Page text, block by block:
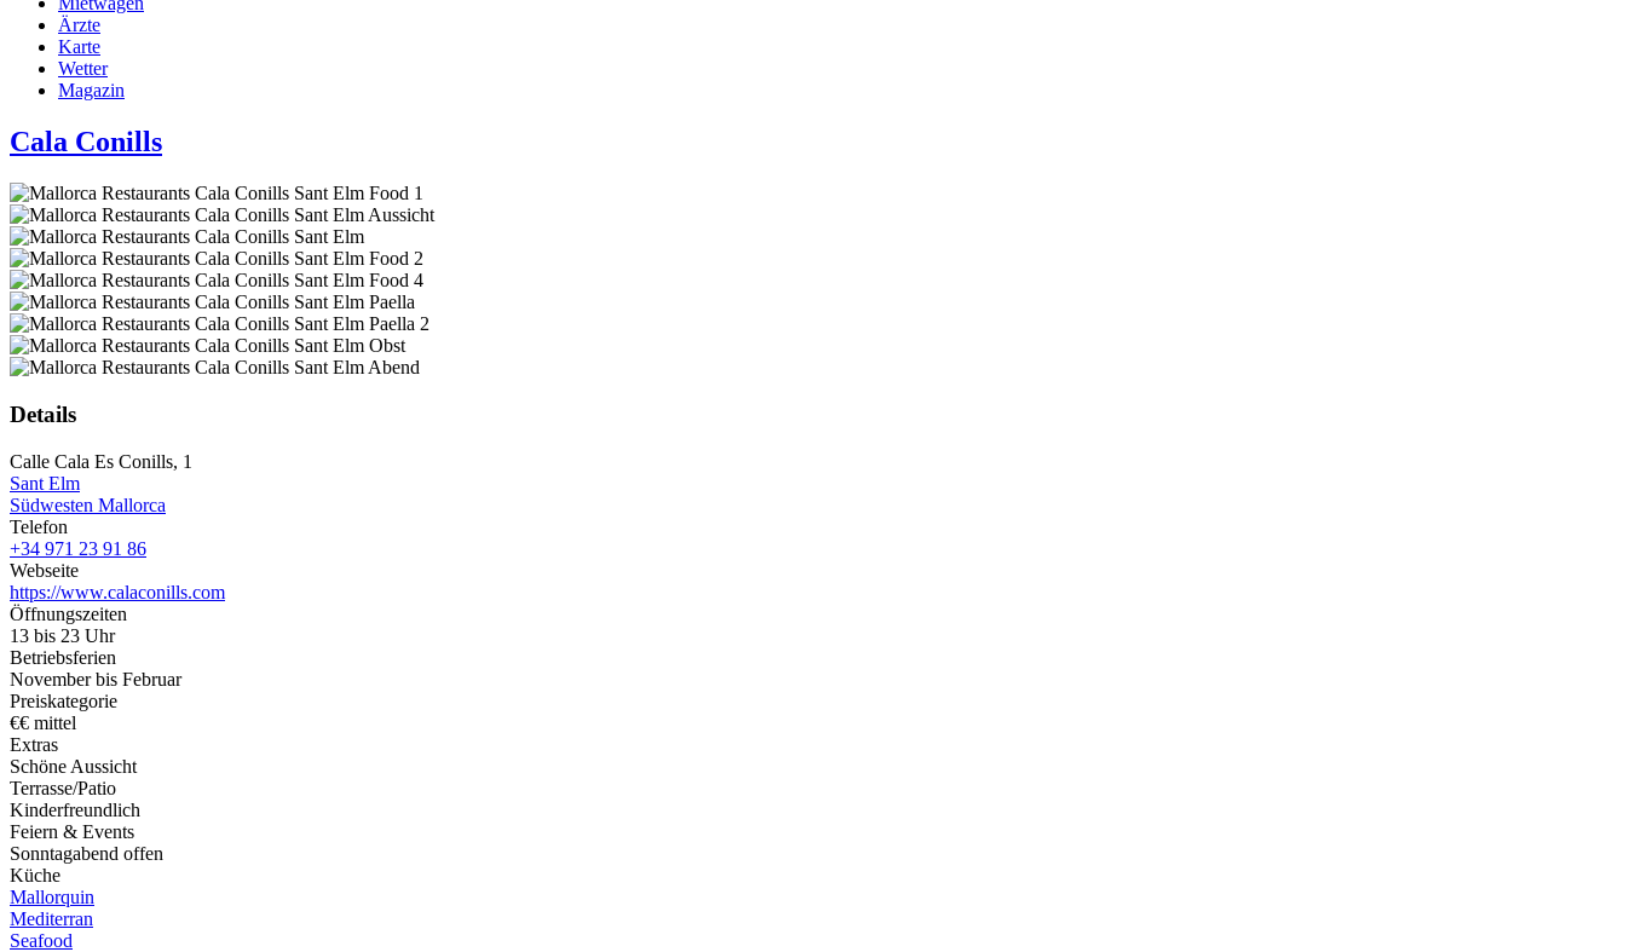
Ärzte
Karte
Wetter
Magazin
Cala Conills
Details
Calle Cala Es Conills, 1
Sant Elm
Südwesten Mallorca
Telefon
+34 971 23 91 86
Webseite
https://www.calaconills.com
Öffnungszeiten
13 bis 23 Uhr
Betriebsferien
November bis Februar
Preiskategorie
€€ mittel
Extras
Schöne Aussicht
Terrasse/Patio
Kinderfreundlich
Feiern & Events
Sonntagabend offen
Küche
Mallorquin
Mediterran
Seafood